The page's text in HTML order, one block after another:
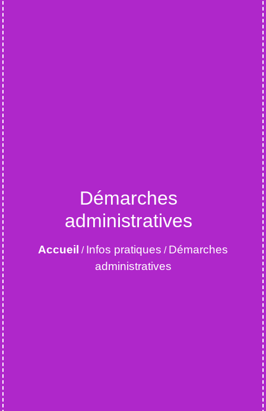
Démarches
administratives
Accueil / Infos pratiques / Démarches
administratives